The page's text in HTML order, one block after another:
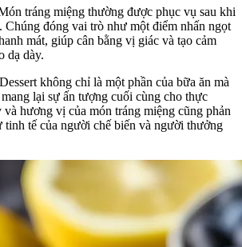
tráng miệng thường được phục vụ sau khi
Chúng đóng vai trò như một điểm nhấn ngọt
mát, giúp cân bằng vị giác và tạo cảm
dạ dày.
Dessert không chỉ là một phần của bữa ăn mà
lại sự ấn tượng cuối cùng cho thực
hương vị của món tráng miệng cũng phản
tinh tế của người chế biến và người thưởng